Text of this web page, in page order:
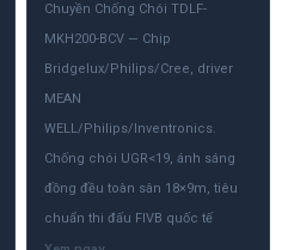
Chuyền Chống Chói TDLF-
MKH200-BCV — Chip
Bridgelux/Philips/Cree, driver
MEAN
WELL/Philips/Inventronics.
Chống chói UGR<19, ánh sáng
đồng đều toàn sân 18×9m, tiêu
chuẩn thi đấu FIVB quốc tế